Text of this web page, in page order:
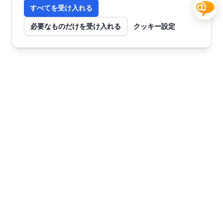
すべてを受け入れる
必要なものだけを受け入れる クッキー設定